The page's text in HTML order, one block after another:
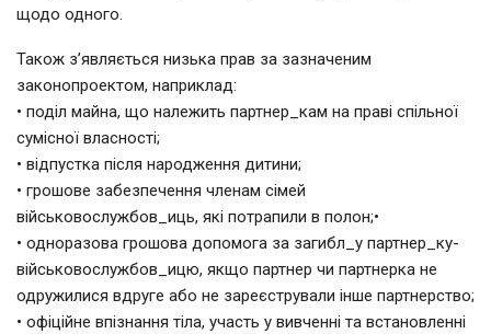
щодо одного.
Також з’являється низька прав за зазначеним
законопроектом, наприклад:
• поділ майна, що належить партнер_кам на праві спільної
сумісної власності;
• відпустка після народження дитини;
• грошове забезпечення членам сімей
військовослужбов_иць, які потрапили в полон;•
• одноразова грошова допомога за загибл_у партнер_ку-
військовослужбов_ицю, якщо партнер чи партнерка не
одружилися вдруге або не зареєстрували інше партнерство;
• офіційне впізнання тіла, участь у вивченні та встановленні